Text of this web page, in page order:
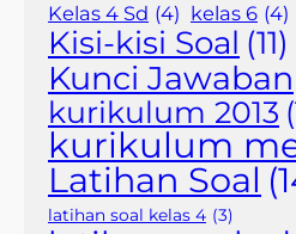
Kelas 4 Sd (4) kelas 6 (4)
Kisi-kisi Soal (11)
Kunci Jawaban
kurikulum 2013
kurikulum
Latihan Soal
latihan soal kelas 4 (3)